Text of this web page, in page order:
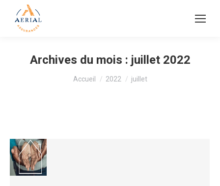
Archives du mois : juillet 2022
Vous êtes ici :
Accueil 2022 juillet